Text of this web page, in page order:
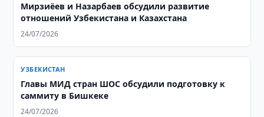
Мирзиёев и Назарбаев обсудили развитие
отношений Узбекистана и Казахстана
24/07/2026
УЗБЕКИСТАН
Главы МИД стран ШОС обсудили подготовку к
саммиту в Бишкеке
24/07/2026